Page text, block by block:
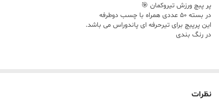
پر پبچ ورزش تیروکمان 🎯
در بسته ۵۰ عددی همراه با چسب دوطرفه
این پرپیچ برای تیرحرفه ای پاندوراس می باشد.
در رنگ بندی
نظرات